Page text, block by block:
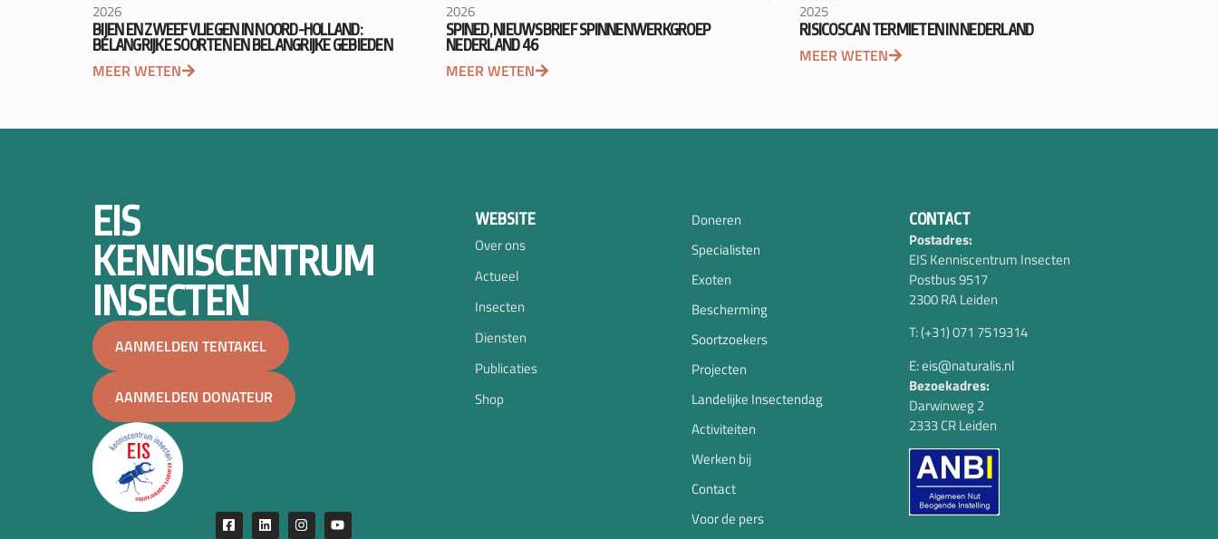
2026
BIJEN EN ZWEEFVLIEGEN IN NOORD-HOLLAND:
BELANGRIJKE SOORTEN EN BELANGRIJKE GEBIEDEN
MEER WETEN
2026
SPINED, NIEUWSBRIEF SPINNENWERKGROEP
NEDERLAND 46
MEER WETEN
2025
RISICOSCAN TERMIETEN IN NEDERLAND
MEER WETEN
EIS
KENNISCENTRUM
INSECTEN
AANMELDEN TENTAKEL
AANMELDEN DONATEUR
WEBSITE
Over ons
Actueel
Insecten
Diensten
Publicaties
Shop
Doneren
Specialisten
Exoten
Bescherming
Soortzoekers
Projecten
Landelijke Insectendag
Activiteiten
Werken bij
Contact
Voor de pers
CONTACT
Postadres:
EIS Kenniscentrum Insecten
Postbus 9517
2300 RA Leiden
T: (+31) 071 7519314
E: eis@naturalis.nl
Bezoekadres:
Darwinweg 2
2333 CR Leiden